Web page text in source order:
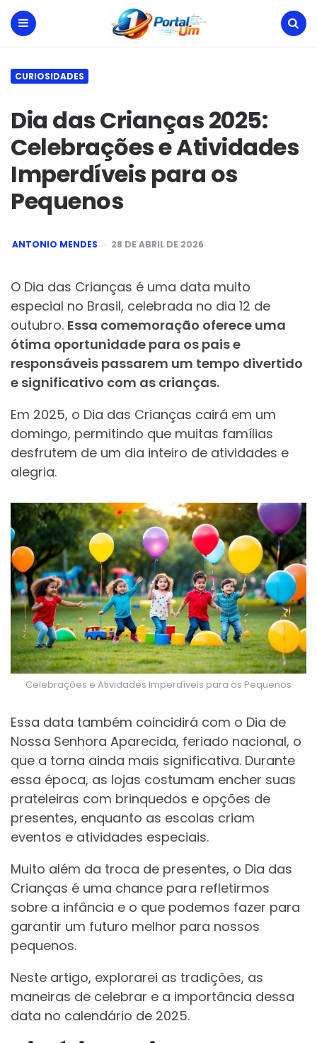
CURIOSIDADES
Dia das Crianças 2025:
Celebrações e Atividades
Imperdíveis para os
Pequenos
POSTED
BY
ANTONIO MENDES 28 DE ABRIL DE 2026
O Dia das Crianças é uma data muito
especial no Brasil, celebrada no dia 12 de
outubro. Essa comemoração oferece uma
ótima oportunidade para os pais e
responsáveis passarem um tempo divertido
e significativo com as crianças.
Em 2025, o Dia das Crianças cairá em um
domingo, permitindo que muitas famílias
desfrutem de um dia inteiro de atividades e
alegria.
Celebrações e Atividades Imperdíveis para os Pequenos
Essa data também coincidirá com o Dia de
Nossa Senhora Aparecida, feriado nacional, o
que a torna ainda mais significativa. Durante
essa época, as lojas costumam encher suas
prateleiras com brinquedos e opções de
presentes, enquanto as escolas criam
eventos e atividades especiais.
Muito além da troca de presentes, o Dia das
Crianças é uma chance para refletirmos
sobre a infância e o que podemos fazer para
garantir um futuro melhor para nossos
pequenos.
Neste artigo, explorarei as tradições, as
maneiras de celebrar e a importância dessa
data no calendário de 2025.